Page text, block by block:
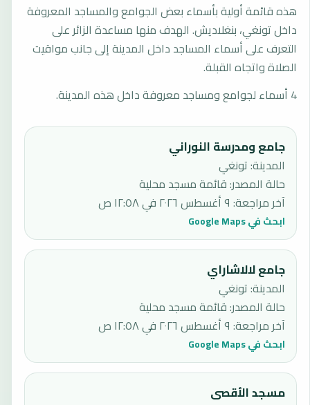
هذه قائمة أولية بأسماء بعض الجوامع والمساجد المعروفة
داخل تونغي، بنغلاديش. الهدف منها مساعدة الزائر على
التعرف على أسماء المساجد داخل المدينة إلى جانب مواقيت
الصلاة واتجاه القبلة.
4 أسماء لجوامع ومساجد معروفة داخل هذه المدينة.
جامع ومدرسة النوراني
المدينة: تونغي
حالة المصدر:قائمة مسجد محلية
آخر مراجعة: ٩ أغسطس ٢٠٢٦ في ١٢:٥٨ ص
ابحث في Google Maps
جامع لالاشاراي
المدينة: تونغي
حالة المصدر:قائمة مسجد محلية
آخر مراجعة: ٩ أغسطس ٢٠٢٦ في ١٢:٥٨ ص
ابحث في Google Maps
مسجد الأقصى